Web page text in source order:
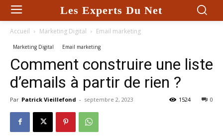
Les Experts Du Net
Accueil Marketing Digital Email marketing
Marketing Digital Email marketing
Comment construire une liste
d’emails à partir de rien ?
Par Patrick Vieillefond - septembre 2, 2023 0
1524